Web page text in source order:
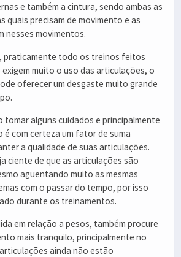
e também a cintura, sendo ambas as
quais precisam de movimento e as
nesses movimentos.
praticamente todo os treinos feitos
muito o uso das articulações, o
oferecer um desgaste muito grande
tomar alguns cuidados e principalmente
com certeza um fator de suma
a qualidade de suas articulações.
ciente de que as articulações são
aguentando muito as mesmas
com o passar do tempo, por isso
durante os treinamentos.
em relação a pesos, também procure
mais tranquilo, principalmente no
ainda não estão